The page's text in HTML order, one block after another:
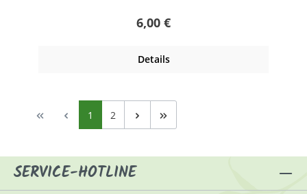
Regulärer Preis:
6,00 €
Details
Seite
1 Seite
2
SERVICE-HOTLINE